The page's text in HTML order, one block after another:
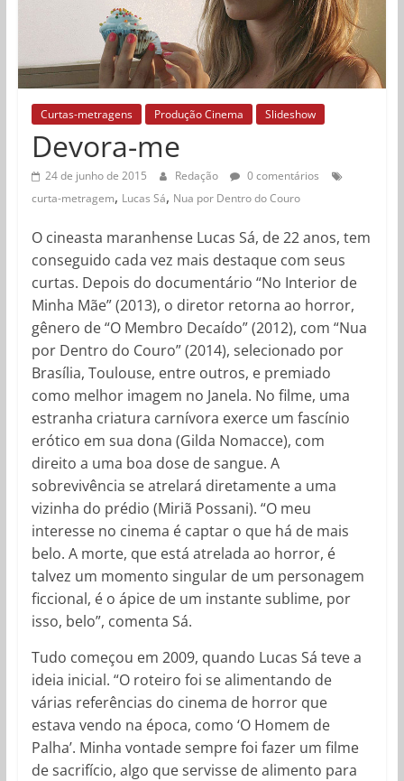
Curtas-metragens Produção Cinema Slideshow
Devora-me
24 de junho de 2015 Redação
0 comentários
curta-metragem, Lucas Sá, Nua por Dentro do Couro
O cineasta maranhense Lucas Sá, de 22 anos, tem
conseguido cada vez mais destaque com seus
curtas. Depois do documentário “No Interior de
Minha Mãe” (2013), o diretor retorna ao horror,
gênero de “O Membro Decaído” (2012), com “Nua
por Dentro do Couro” (2014), selecionado por
Brasília, Toulouse, entre outros, e premiado
como melhor imagem no Janela. No filme, uma
estranha criatura carnívora exerce um fascínio
erótico em sua dona (Gilda Nomacce), com
direito a uma boa dose de sangue. A
sobrevivência se atrelará diretamente a uma
vizinha do prédio (Miriã Possani). “O meu
interesse no cinema é captar o que há de mais
belo. A morte, que está atrelada ao horror, é
talvez um momento singular de um personagem
ficcional, é o ápice de um instante sublime, por
isso, belo”, comenta Sá.
Tudo começou em 2009, quando Lucas Sá teve a
ideia inicial. “O roteiro foi se alimentando de
várias referências do cinema de horror que
estava vendo na época, como ‘O Homem de
Palha’. Minha vontade sempre foi fazer um filme
de sacrifício, algo que servisse de alimento para